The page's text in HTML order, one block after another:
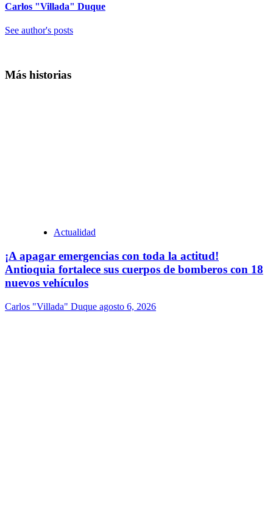
Carlos "Villada" Duque
See author's posts
Más historias
Actualidad
¡A apagar emergencias con toda la actitud!
Antioquia fortalece sus cuerpos de bomberos con 18
nuevos vehículos
Carlos "Villada" Duque agosto 6, 2026